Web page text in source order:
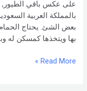
على عكس باقي الطيور,
بالمملكة العربية
بعض الشئ. يحتاج
بها ويتخذها كمسكن له
Read More »